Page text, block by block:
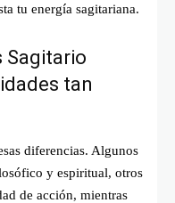
tu energía sagitariana.
Sagitario
tan
diferencias. Algunos
y espiritual, otros
de acción, mientras